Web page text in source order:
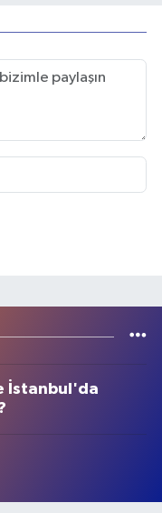
İstanbul'da